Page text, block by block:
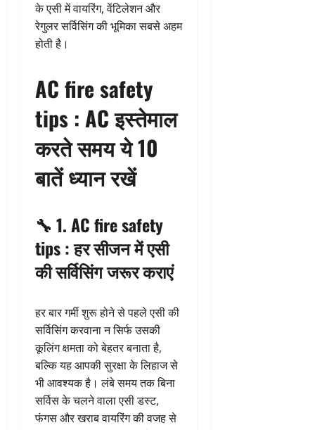
के एसी में वायरिंग, वेंटिलेशन और
रेगुलर सर्विसिंग की भूमिका सबसे अहम
होती है।
AC fire safety
tips : AC इस्तेमाल
करते समय ये 10
बातें ध्यान रखें
🔧 1.AC fire safety
tips: हर सीजन में एसी
की सर्विसिंग जरूर कराएं
हर बार गर्मी शुरू होने से पहले एसी की
सर्विसिंग करवाना न सिर्फ उसकी
कूलिंग क्षमता को बेहतर बनाता है,
बल्कि यह आपकी सुरक्षा के लिहाज से
भी आवश्यक है। लंबे समय तक बिना
सर्विस के चलने वाला एसी डस्ट,
फंगस और खराब वायरिंग की वजह से